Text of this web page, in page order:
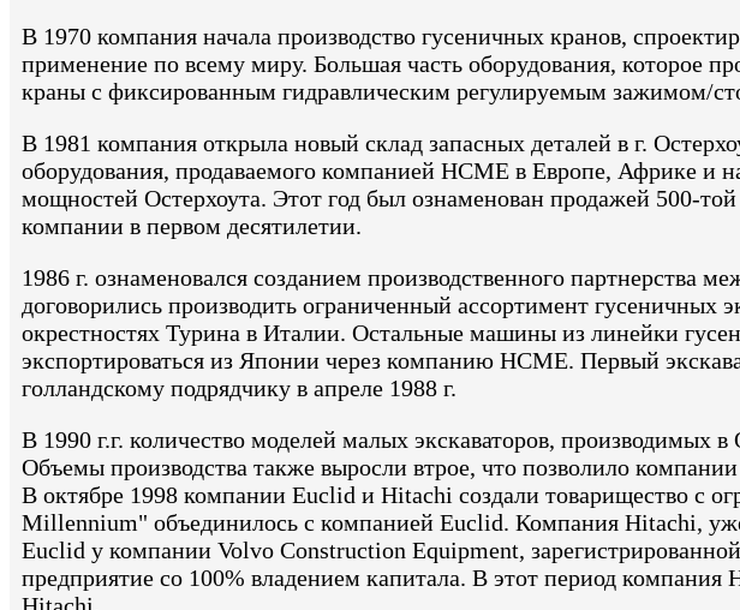
В 1970 компания начала производство гусеничных кранов,
применение по всему миру. Большая часть оборудования, которое
краны с фиксированным гидравлическим регулируемым зажимом/
В 1981 компания открыла новый склад запасных деталей в г.
оборудования, продаваемого компанией HCME в Европе, Африке и
мощностей Остерхоута. Этот год был ознаменован продажей 500-
компании в первом десятилетии.
1986 г. ознаменовался созданием производственного
договорились производить ограниченный ассортимент
окрестностях Турина в Италии. Остальные машины из линейки
экспортироваться из Японии через компанию HCME. Первый
голландскому подрядчику в апреле 1988 г.
В 1990 г.г. количество моделей малых экскаваторов, производимых
Объемы производства также выросли втрое, что позволило
В октябре 1998 компании Euclid и Hitachi создали товарищество с
Millennium" объединилось с компанией Euclid. Компания Hitachi,
Euclid у компании Volvo Construction Equipment,
предприятие со 100% владением капитала. В этот период